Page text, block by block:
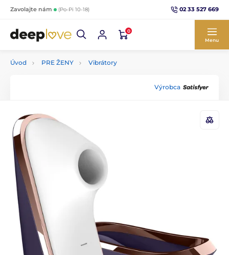
Zavolajte nám (Po-Pi 10-18) 02 33 527 669
0
Menu
Úvod PRE ŽENY Vibrátory
Výrobca